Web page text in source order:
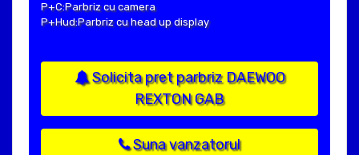
P+C:Parbriz cu camera
P+Hud:Parbriz cu head up display
Solicita pret parbriz DAEWOO
REXTON GAB
Suna vanzatorul